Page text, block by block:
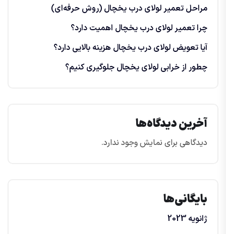
مراحل تعمیر لولای درب یخچال (روش حرفه‌ای)
چرا تعمیر لولای درب یخچال اهمیت دارد؟
آیا تعویض لولای درب یخچال هزینه بالایی دارد؟
چطور از خرابی لولای یخچال جلوگیری کنیم؟
آخرین دیدگاه‌ها
دیدگاهی برای نمایش وجود ندارد.
بایگانی‌ها
ژانویه 2023